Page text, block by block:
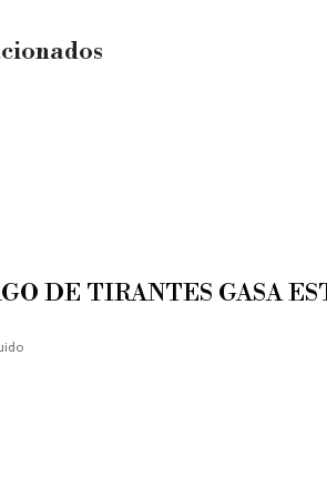
DE TIRANTES GASA